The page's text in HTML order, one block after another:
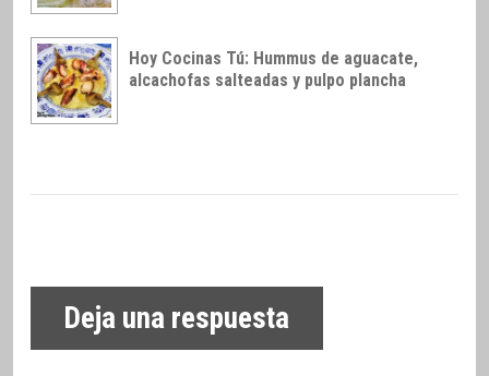
Hoy Cocinas Tú: Hummus de aguacate,
alcachofas salteadas y pulpo plancha
Deja una respuesta